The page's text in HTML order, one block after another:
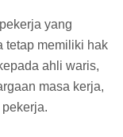
yang
tetap memiliki hak
ahli waris,
masa kerja,